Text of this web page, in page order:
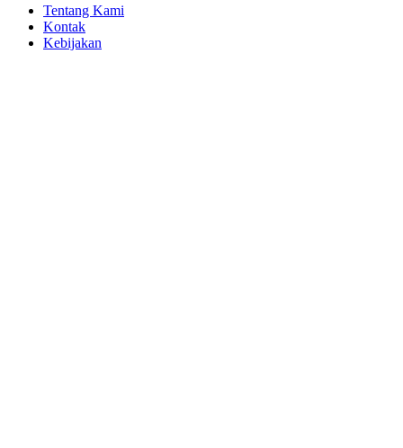
Tentang Kami
Kontak
Kebijakan